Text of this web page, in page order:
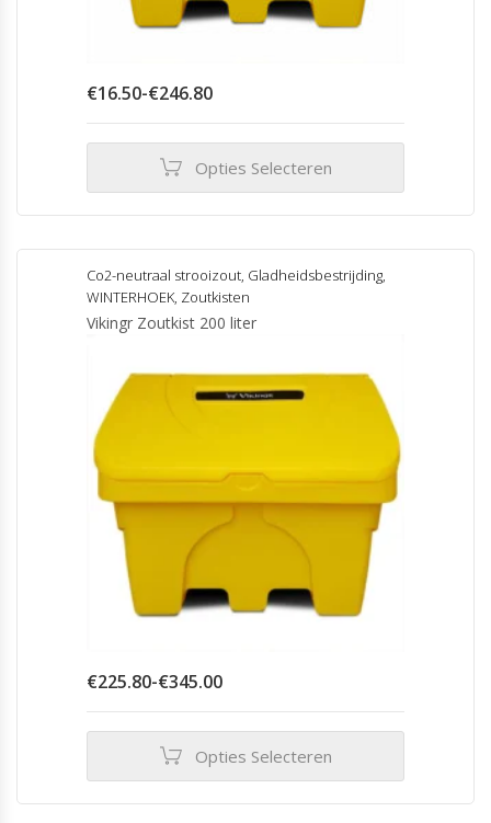
€16.50-€246.80Prijsklasse:
€246.80
Opties Selecteren
heeft
meerdere
variaties.
Deze
optie
gekozen
worden
op
de
productpagina
Co2-neutraal strooizout, Gladheidsbestrijding,
WINTERHOEK, Zoutkisten
Vikingr Zoutkist 200 liter
€225.80-€345.00Prijsklasse:
€345.00
Opties Selecteren